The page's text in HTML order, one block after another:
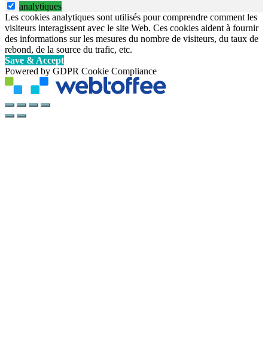
analytiques
Les cookies analytiques sont utilisés pour comprendre comment les
visiteurs interagissent avec le site Web. Ces cookies aident à fournir
des informations sur les mesures du nombre de visiteurs, du taux de
rebond, de la source du trafic, etc.
Save & Accept
Powered by GDPR Cookie Compliance